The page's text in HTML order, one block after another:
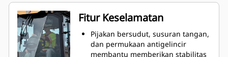
kinerja alat berat untuk operator.
Kursi, sandaran lengan, dan kolom
kemudi dapat disetel untuk
kenyamanan sepanjang hari.
Operator dilindungi dari berbagai
elemen dengan kanopi surya
Fitur Keselamatan
Pijakan bersudut, susuran tangan,
dan permukaan antigelincir
membantu memberikan stabilitas